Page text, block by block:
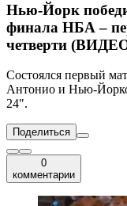
Нью-Йорк
финала НБА –
четверти
Состоялся первый
Антонио и Нью-
24".
Поделиться
0
комментарии